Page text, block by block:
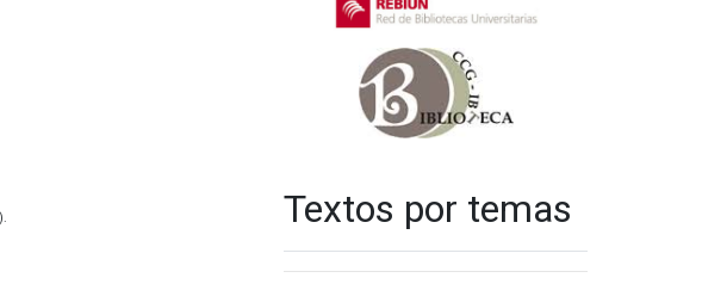
Textos por temas